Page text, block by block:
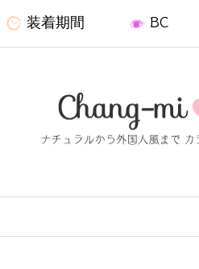
装着期間 BC